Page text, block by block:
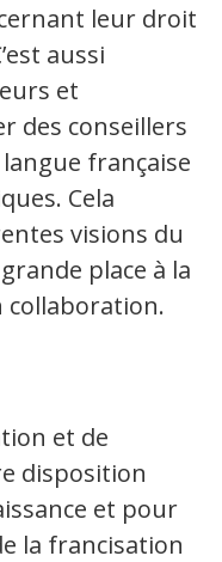
leur droit
aussi
et
des conseillers
langue française
Cela
visions du
place à la
collaboration.
et de
disposition
et pour
la francisation